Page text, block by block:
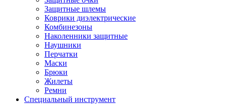
Защитные шлемы
Коврики диэлектрические
Комбинезоны
Наколенники защитные
Наушники
Перчатки
Маски
Брюки
Жилеты
Ремни
Специальный инструмент